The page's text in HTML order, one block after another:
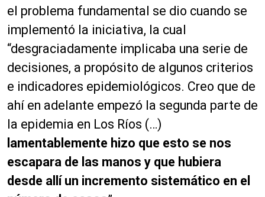
el problema fundamental se dio cuando se
implementó la iniciativa, la cual
“desgraciadamente implicaba una serie de
decisiones, a propósito de algunos criterios
e indicadores epidemiológicos. Creo que de
ahí en adelante empezó la segunda parte de
la epidemia en Los Ríos (…)
lamentablemente hizo que esto se nos
escapara de las manos y que hubiera
desde allí un incremento sistemático en el